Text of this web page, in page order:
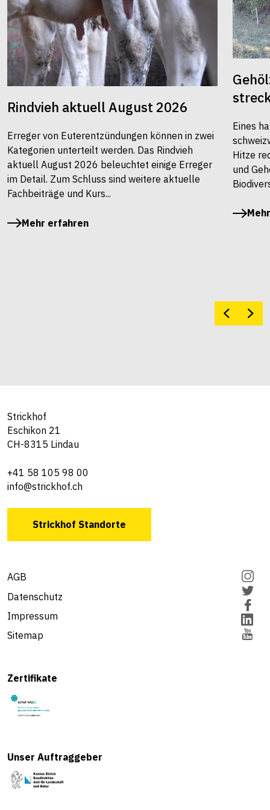
Rindvieh aktuell August 2026
Erreger von Euterentzündungen können in zwei
Kategorien unterteilt werden. Das Rindvieh
aktuell August 2026 beleuchtet einige Erreger
im Detail. Zum Schluss sind weitere aktuelle
Fachbeiträge und Kurs...
Mehr erfahren
Eines
Hitze
und
Strickhof
Eschikon 21
CH-8315 Lindau
+41 58 105 98 00
info@strickhof.ch
Strickhof Standorte
AGB
Datenschutz
Impressum
Sitemap
Zertifikate
Unser Auftraggeber